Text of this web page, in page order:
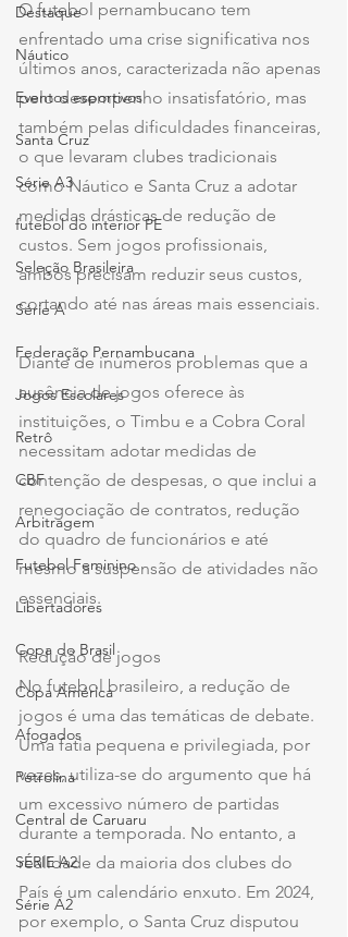
Destaque
Náutico
Eventos esportivos
Santa Cruz
Série A3
futebol do interior PE
Seleção Brasileira
Série A
Federação Pernambucana
Jogos Escolares
Retrô
CBF
Arbitragem
Futebol Feminino
Libertadores
Copa do Brasil
Copa América
Afogados
Petrolina
Central de Caruaru
SÉRIE A2
Série A2
O futebol pernambucano tem
enfrentado uma crise significativa nos
últimos anos, caracterizada não apenas
pelo desempenho insatisfatório, mas
também pelas dificuldades financeiras,
o que levaram clubes tradicionais
como Náutico e Santa Cruz a adotar
medidas drásticas de redução de
custos. Sem jogos profissionais,
ambos precisam reduzir seus custos,
cortando até nas áreas mais essenciais.
Diante de inúmeros problemas que a
ausência de jogos oferece às
instituições, o Timbu e a Cobra Coral
necessitam adotar medidas de
contenção de despesas, o que inclui a
renegociação de contratos, redução
do quadro de funcionários e até
mesmo a suspensão de atividades não
essenciais.
Redução de jogos
No futebol brasileiro, a redução de
jogos é uma das temáticas de debate.
Uma fatia pequena e privilegiada, por
vezes, utiliza-se do argumento que há
um excessivo número de partidas
durante a temporada. No entanto, a
realidade da maioria dos clubes do
País é um calendário enxuto. Em 2024,
por exemplo, o Santa Cruz disputou